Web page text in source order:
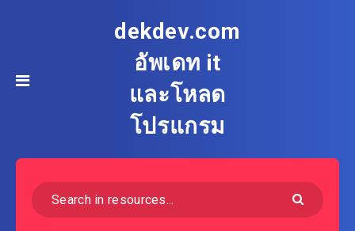
dekdev.com
อัพเดท it
และโหลด
โปรแกรม